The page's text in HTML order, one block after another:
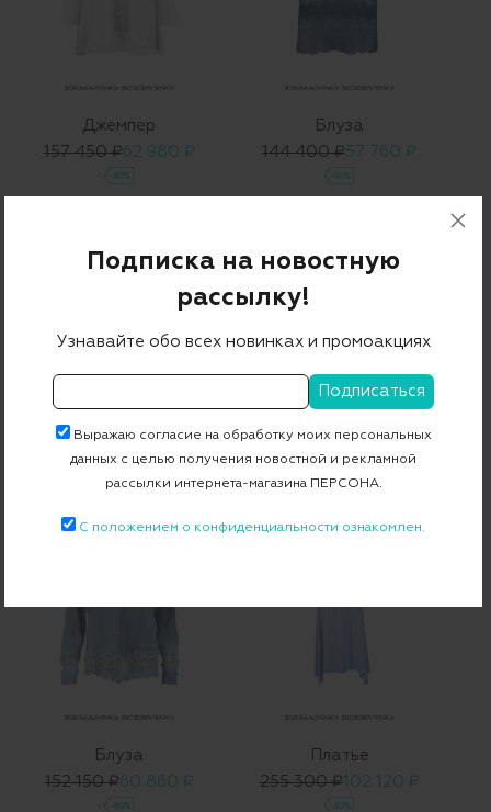
Джемпер
157 450 ₽62 980 ₽
-60%
Блуза
144 400 ₽57 760 ₽
-60%
Блуза
121 400 ₽ 48 560 ₽
Блуза
191 000 ₽ 76 400 ₽
Блуза
152 150 ₽60 860 ₽
-60%
Платье
255 300 ₽102 120 ₽
-60%
Подписка на новостную
рассылку!
Узнавайте обо всех новинках и промоакциях
Выражаю согласие на обработку моих персональных
данных с целью получения новостной и рекламной
рассылки интернета-магазина ПЕРСОНА.
С положением о конфиденциальности ознакомлен.